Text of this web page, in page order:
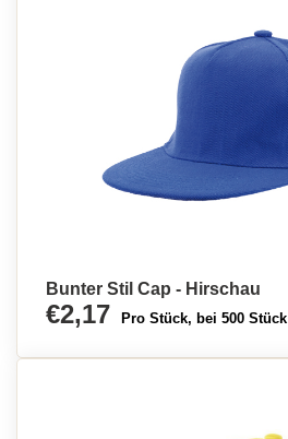
Bunter Stil Cap - Hirschau
€2,17 Pro Stück, bei 500 Stück